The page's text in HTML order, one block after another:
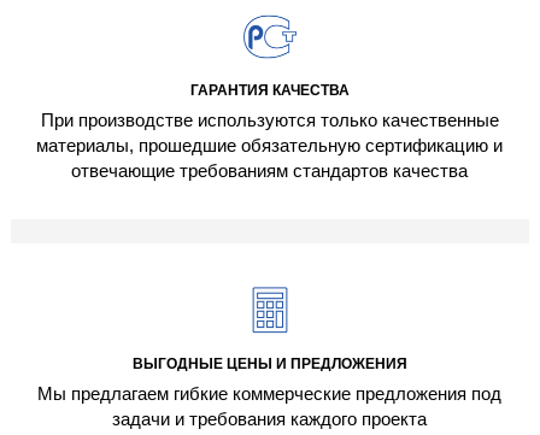
ГАРАНТИЯ КАЧЕСТВА
При производстве используются только качественные
материалы, прошедшие обязательную сертификацию и
отвечающие требованиям стандартов качества
ВЫГОДНЫЕ ЦЕНЫ И ПРЕДЛОЖЕНИЯ
Мы предлагаем гибкие коммерческие предложения под
задачи и требования каждого проекта